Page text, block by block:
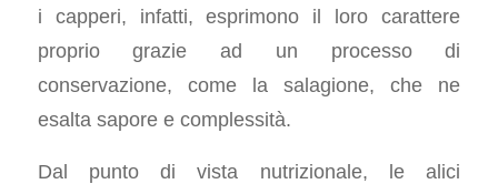
i capperi, infatti, esprimono il loro carattere
proprio grazie ad un processo di
conservazione, come la salagione, che ne
esalta sapore e complessità.
Dal punto di vista nutrizionale, le alici